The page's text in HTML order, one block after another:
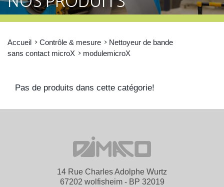
Accueil Contrôle & mesure
Nettoyeur de bande
sans contact microX
modulemicroX
Pas de produits dans cette catégorie!
14 Rue Charles Adolphe Wurtz
67202 wolfisheim - BP 32019